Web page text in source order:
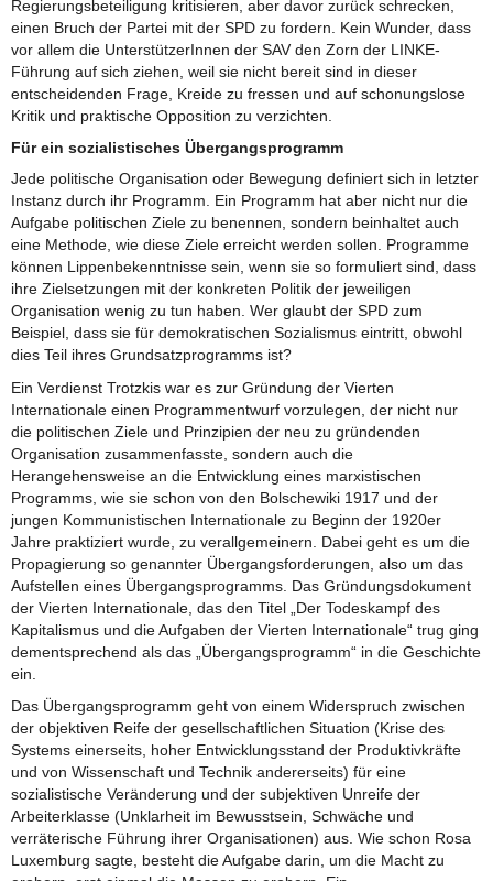
Regierungsbeteiligung kritisieren, aber davor zurück schrecken,
einen Bruch der Partei mit der SPD zu fordern. Kein Wunder, dass
vor allem die UnterstützerInnen der SAV den Zorn der LINKE-
Führung auf sich ziehen, weil sie nicht bereit sind in dieser
entscheidenden Frage, Kreide zu fressen und auf schonungslose
Kritik und praktische Opposition zu verzichten.
Für ein sozialistisches Übergangsprogramm
Jede politische Organisation oder Bewegung definiert sich in letzter
Instanz durch ihr Programm. Ein Programm hat aber nicht nur die
Aufgabe politischen Ziele zu benennen, sondern beinhaltet auch
eine Methode, wie diese Ziele erreicht werden sollen. Programme
können Lippenbekenntnisse sein, wenn sie so formuliert sind, dass
ihre Zielsetzungen mit der konkreten Politik der jeweiligen
Organisation wenig zu tun haben. Wer glaubt der SPD zum
Beispiel, dass sie für demokratischen Sozialismus eintritt, obwohl
dies Teil ihres Grundsatzprogramms ist?
Ein Verdienst Trotzkis war es zur Gründung der Vierten
Internationale einen Programmentwurf vorzulegen, der nicht nur
die politischen Ziele und Prinzipien der neu zu gründenden
Organisation zusammenfasste, sondern auch die
Herangehensweise an die Entwicklung eines marxistischen
Programms, wie sie schon von den Bolschewiki 1917 und der
jungen Kommunistischen Internationale zu Beginn der 1920er
Jahre praktiziert wurde, zu verallgemeinern. Dabei geht es um die
Propagierung so genannter Übergangsforderungen, also um das
Aufstellen eines Übergangsprogramms. Das Gründungsdokument
der Vierten Internationale, das den Titel „Der Todeskampf des
Kapitalismus und die Aufgaben der Vierten Internationale“ trug ging
dementsprechend als das „Übergangsprogramm“ in die Geschichte
ein.
Das Übergangsprogramm geht von einem Widerspruch zwischen
der objektiven Reife der gesellschaftlichen Situation (Krise des
Systems einerseits, hoher Entwicklungsstand der Produktivkräfte
und von Wissenschaft und Technik andererseits) für eine
sozialistische Veränderung und der subjektiven Unreife der
Arbeiterklasse (Unklarheit im Bewusstsein, Schwäche und
verräterische Führung ihrer Organisationen) aus. Wie schon Rosa
Luxemburg sagte, besteht die Aufgabe darin, um die Macht zu